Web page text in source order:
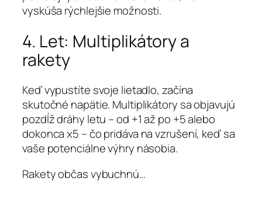
vyskúša rýchlejšie možnosti.
4. Let: Multiplikátory a
rakety
Keď vypustíte svoje lietadlo, začína
skutočné napätie. Multiplikátory sa objavujú
pozdĺž dráhy letu – od +1 až po +5 alebo
dokonca x5 – čo pridáva na vzrušení, keď sa
vaše potenciálne výhry násobia.
Rakety občas vybuchnú…